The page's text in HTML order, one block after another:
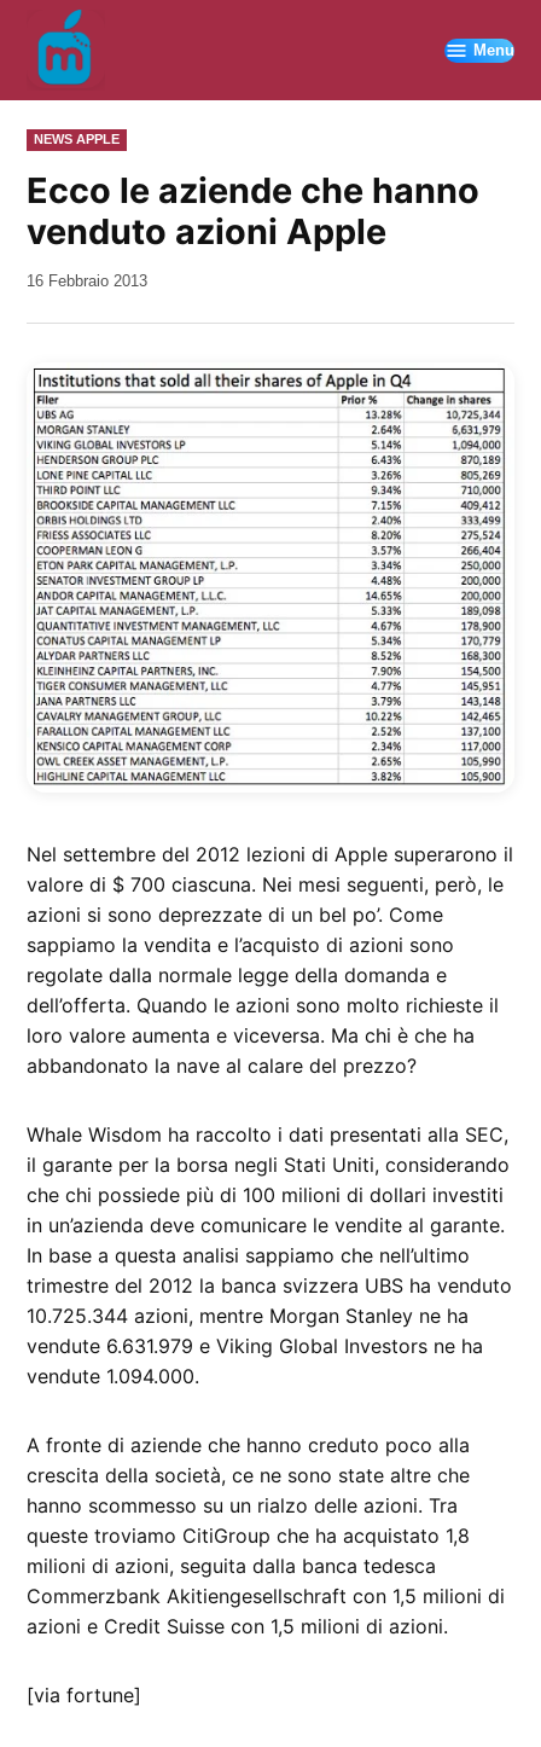
contenuto
Menu
PUBBLICATO
IN
NEWS APPLE
Ecco le aziende che hanno
venduto azioni Apple
da
16 Febbraio 2013
Nel settembre del 2012 lezioni di Apple superarono il
valore di $ 700 ciascuna. Nei mesi seguenti, però, le
azioni si sono deprezzate di un bel po’. Come
sappiamo la vendita e l’acquisto di azioni sono
regolate dalla normale legge della domanda e
dell’offerta. Quando le azioni sono molto richieste il
loro valore aumenta e viceversa. Ma chi è che ha
abbandonato la nave al calare del prezzo?
Whale Wisdom ha raccolto i dati presentati alla SEC,
il garante per la borsa negli Stati Uniti, considerando
che chi possiede più di 100 milioni di dollari investiti
in un’azienda deve comunicare le vendite al garante.
In base a questa analisi sappiamo che nell’ultimo
trimestre del 2012 la banca svizzera UBS ha venduto
10.725.344 azioni, mentre Morgan Stanley ne ha
vendute 6.631.979 e Viking Global Investors ne ha
vendute 1.094.000.
A fronte di aziende che hanno creduto poco alla
crescita della società, ce ne sono state altre che
hanno scommesso su un rialzo delle azioni. Tra
queste troviamo CitiGroup che ha acquistato 1,8
milioni di azioni, seguita dalla banca tedesca
Commerzbank Akitiengesellschraft con 1,5 milioni di
azioni e Credit Suisse con 1,5 milioni di azioni.
[via fortune]